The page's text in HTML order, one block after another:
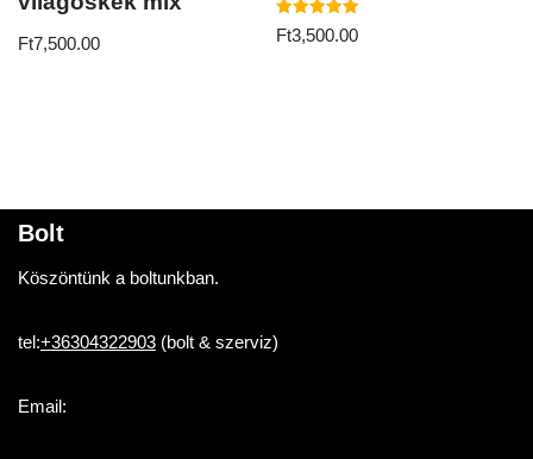
Ft7,500.00
Értékelés:
5.00
Ft3,500.00
Bolt
Köszöntünk a boltunkban.
tel:+36304322903 (bolt & szerviz)
Email: